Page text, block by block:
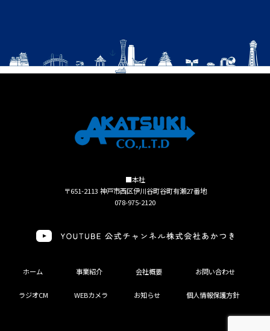
■本社
〒651-2113 神戸市西区伊川谷町谷町有瀬27番地
078-975-2120
ホーム 事業紹介 会社概要 お問い合わせ
ラジオCM WEBカメラ お知らせ 個人情報保護方針